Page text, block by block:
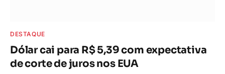
DESTAQUE
Dólar cai para R$ 5,39 com expectativa
de corte de juros nos EUA